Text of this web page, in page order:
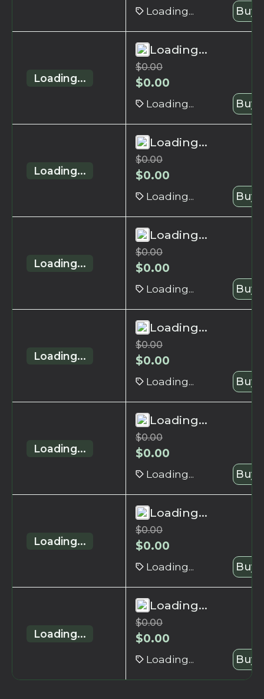
Loading... Buy
Loading...
Loading...
$0.00
$0.00
Loading... Buy
Loading...
Loading...
$0.00
$0.00
Loading... Buy
Loading...
Loading...
$0.00
$0.00
Loading... Buy
Loading...
Loading...
$0.00
$0.00
Loading... Buy
Loading...
Loading...
$0.00
$0.00
Loading... Buy
Loading...
Loading...
$0.00
$0.00
Loading... Buy
Loading...
Loading...
$0.00
$0.00
Loading... Buy